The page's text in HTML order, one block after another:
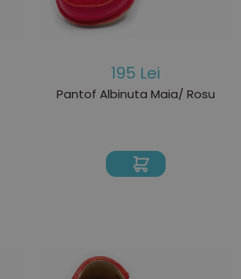
195 Lei
Pantof Albinuta Maia/ Rosu